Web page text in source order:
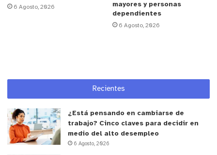
6 Agosto, 2026
mayores y personas
dependientes
6 Agosto, 2026
Recientes
¿Está pensando en cambiarse de
trabajo? Cinco claves para decidir en
medio del alto desempleo
6 Agosto, 2026